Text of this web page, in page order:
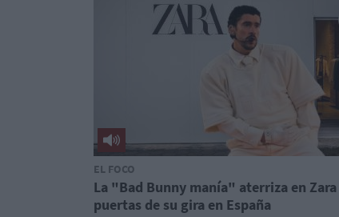
EL FOCO
La "Bad Bunny manía" aterriza en Zara
puertas de su gira en España